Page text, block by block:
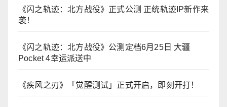
《闪之轨迹：北方战役》正式公测 正统轨迹IP新作来
袭！
《闪之轨迹：北方战役》公测定档6月25日 大疆
Pocket 4幸运派送中
《疾风之刃》「觉醒测试」正式开启，即刻开打！